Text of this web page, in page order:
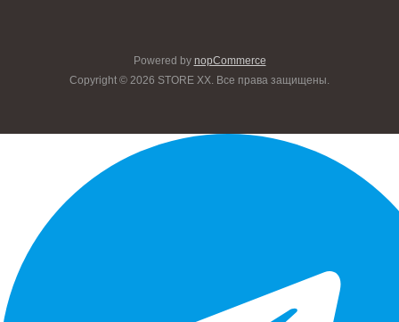
Powered by nopCommerce
Copyright © 2026 STORE XX. Все права защищены.